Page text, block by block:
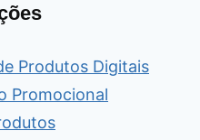
Produtos Digitais
Promocional